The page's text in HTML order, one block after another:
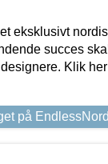
eksklusivt
succes
Klik
på